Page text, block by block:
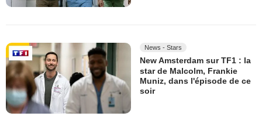
News - Stars
New Amsterdam sur TF1 : la
star de Malcolm, Frankie
Muniz, dans l'épisode de ce
soir